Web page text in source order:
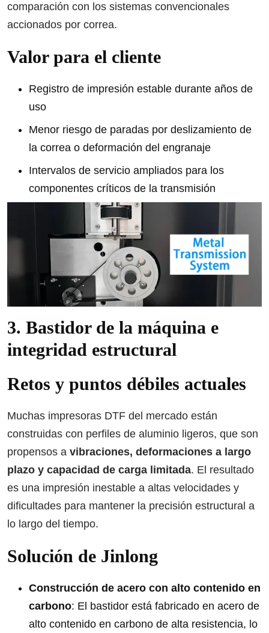
comparación con los sistemas convencionales
accionados por correa.
Valor para el cliente
Registro de impresión estable durante años de
uso
Menor riesgo de paradas por deslizamiento de
la correa o deformación del engranaje
Intervalos de servicio ampliados para los
componentes críticos de la transmisión
3. Bastidor de la máquina e
integridad estructural
Retos y puntos débiles actuales
Muchas impresoras DTF del mercado están
construidas con perfiles de aluminio ligeros, que son
propensos a vibraciones, deformaciones a largo
plazo y capacidad de carga limitada. El resultado
es una impresión inestable a altas velocidades y
dificultades para mantener la precisión estructural a
lo largo del tiempo.
Solución de Jinlong
Construcción de acero con alto contenido en
carbono: El bastidor está fabricado en acero de
alto contenido en carbono de alta resistencia, lo